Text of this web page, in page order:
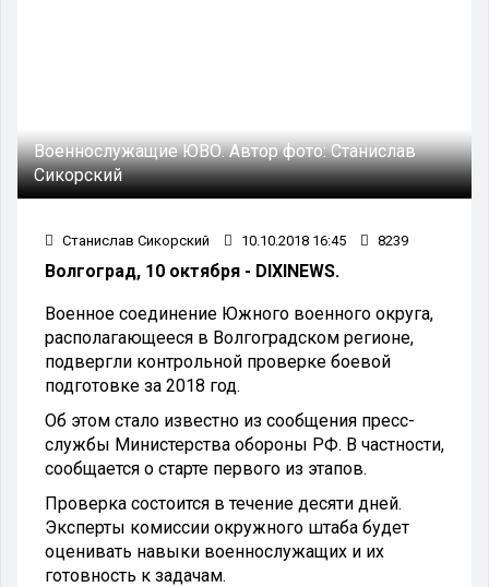
Военнослужащие ЮВО.Автор фото:Станислав
Сикорский
Станислав Сикорский 10.10.2018 16:45 8239
Волгоград, 10 октября - DIXINEWS.
Военное соединение Южного военного округа,
располагающееся в Волгоградском регионе,
подвергли контрольной проверке боевой
подготовке за 2018 год.
Об этом стало известно из сообщения пресс-
службы Министерства обороны РФ. В частности,
сообщается о старте первого из этапов.
Проверка состоится в течение десяти дней.
Эксперты комиссии окружного штаба будет
оценивать навыки военнослужащих и их
готовность к задачам.